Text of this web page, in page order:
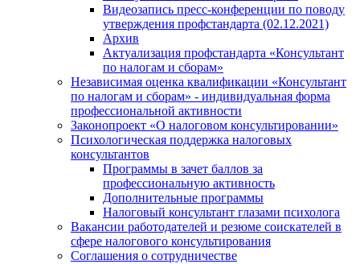
Видеозапись пресс-конференции по поводу
утверждения профстандарта (02.12.2021)
Архив
Актуализация профстандарта «Консультант
по налогам и сборам»
Независимая оценка квалификации «Консультант
по налогам и сборам» - индивидуальная форма
профессиональной активности
Законопроект «О налоговом консультировании»
Психологическая поддержка налоговых
консультантов
Программы в зачет баллов за
профессиональную активность
Дополнительные программы
Налоговый консультант глазами психолога
Вакансии работодателей и резюме соискателей в
сфере налогового консультирования
Соглашения о сотрудничестве